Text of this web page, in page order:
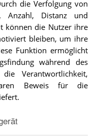
die Verfolgung von
Anzahl, Distanz und
können die Nutzer ihre
bleiben, um ihre
Funktion ermöglicht
während des
Verantwortlichkeit,
Beweis für die